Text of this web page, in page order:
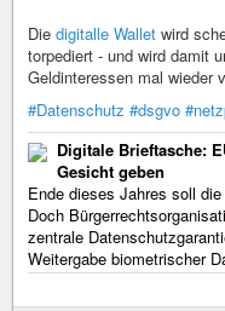
Die digitalle Wallet wird
torpediert - und wird damit
Geldinteressen mal wieder
#Datenschutz #dsgvo
Digitale Brieftasche:
Gesicht geben
Ende dieses Jahres soll
Doch
zentrale
Weitergabe biometrischer